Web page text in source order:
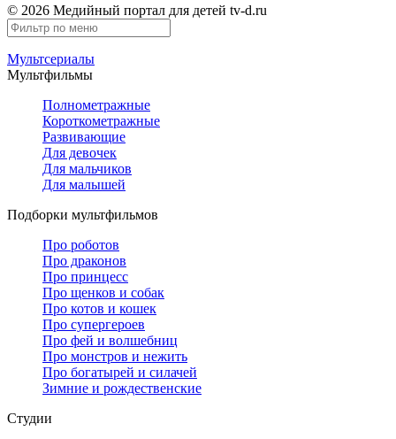
© 2026 Медийный портал для детей tv-d.ru
Мультсериалы
Мультфильмы
Полнометражные
Короткометражные
Развивающие
Для девочек
Для мальчиков
Для малышей
Подборки мультфильмов
Про роботов
Про драконов
Про принцесс
Про щенков и собак
Про котов и кошек
Про супергероев
Про фей и волшебниц
Про монстров и нежить
Про богатырей и силачей
Зимние и рождественские
Студии